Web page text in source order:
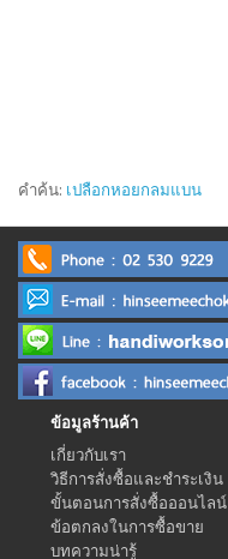
คำค้น: เปลือกหอยกลมแบน
ข้อมูลร้านค้า
เกี่ยวกับเรา
วิธีการสั่งซื้อและชำระเงิน
ขั้นตอนการสั่งซื้อออนไลน์
ข้อตกลงในการซื้อขาย
บทความน่ารู้